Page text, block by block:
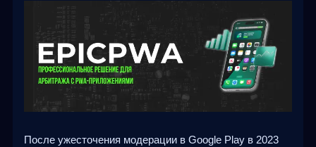
После ужесточения модерации в Google Play в 2023